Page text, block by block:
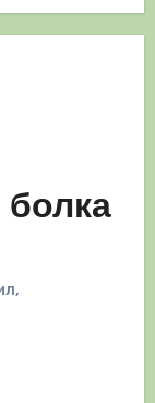
болка
,